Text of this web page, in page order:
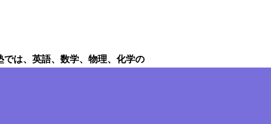
は、英語、数学、物理、化学の